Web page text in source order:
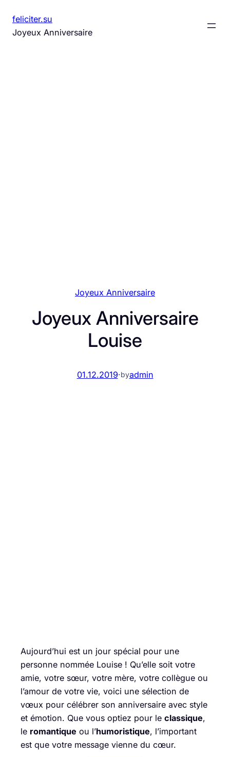
au
contenu
feliciter.su
Joyeux Anniversaire
Joyeux Anniversaire
Joyeux Anniversaire
Louise
01.12.2019·byadmin
Aujourd’hui est un jour spécial pour une
personne nommée Louise ! Qu’elle soit votre
amie, votre sœur, votre mère, votre collègue ou
l’amour de votre vie, voici une sélection de
vœux pour célébrer son anniversaire avec style
et émotion. Que vous optiez pour le classique,
le romantique ou l’humoristique, l’important
est que votre message vienne du cœur.